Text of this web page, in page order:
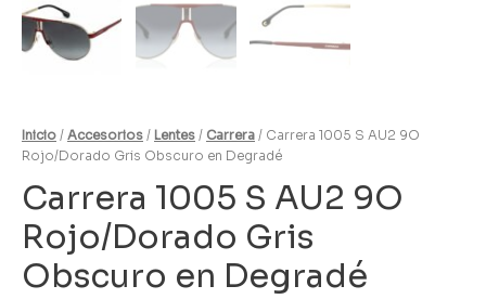
Inicio / Accesorios / Lentes / Carrera / Carrera 1005 S AU2 9O
Rojo/Dorado Gris Obscuro en Degradé
Carrera 1005 S AU2 9O
Rojo/Dorado Gris
Obscuro en Degradé